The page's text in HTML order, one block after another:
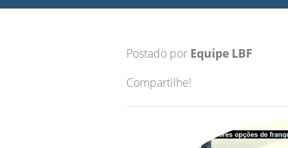
Postado por Equipe LBF
Compartilhe!